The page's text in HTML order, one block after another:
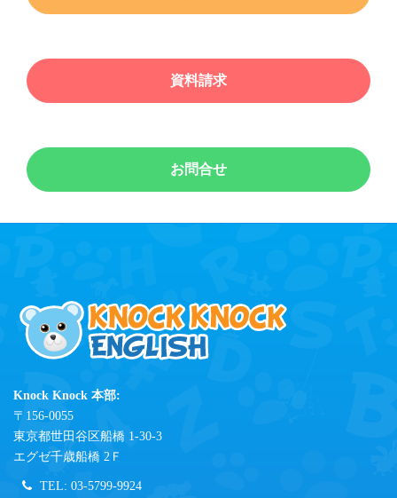
資料請求
お問合せ
Knock Knock 本部:
〒156-0055
東京都世田谷区船橋 1-30-3
エグゼ千歳船橋 2Ｆ
TEL: 03-5799-9924